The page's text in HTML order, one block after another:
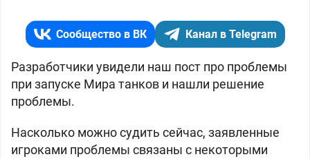
Сообщество в ВК Канал в Telegram
Разработчики увидели наш пост про проблемы
при запуске Мира танков и нашли решение
проблемы.
Насколько можно судить сейчас, заявленные
игроками проблемы связаны с некоторыми